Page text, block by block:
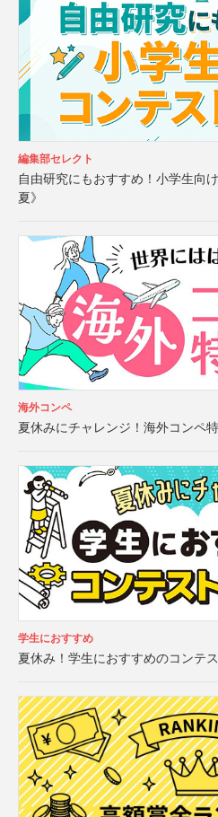
編集部セレクト
自由研究にもおすすめ！小学生向
夏》
海外コンペ
夏休みにチャレンジ！海外コンペ
学生におすすめ
夏休み！学生におすすめのコンテ